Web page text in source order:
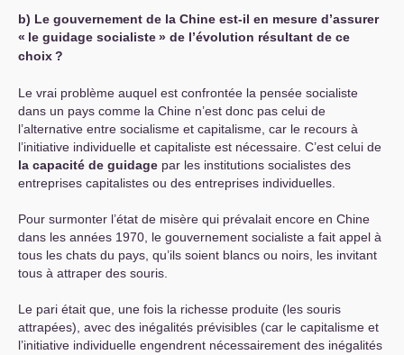
b) Le gouvernement de la Chine est-il en mesure d’assurer
« le guidage socialiste» de l’évolution résultant de ce
choix?
Le vrai problème auquel est confrontée la pensée socialiste
dans un pays comme la Chine n’est donc pas celui de
l’alternative entre socialisme et capitalisme, car le recours à
l’initiative individuelle et capitaliste est nécessaire. C’est celui de
la capacité de guidage par les institutions socialistes des
entreprises capitalistes ou des entreprises individuelles.
Pour surmonter l’état de misère qui prévalait encore en Chine
dans les années 1970, le gouvernement socialiste a fait appel à
tous les chats du pays, qu’ils soient blancs ou noirs, les invitant
tous à attraper des souris.
Le pari était que, une fois la richesse produite (les souris
attrapées), avec des inégalités prévisibles (car le capitalisme et
l’initiative individuelle engendrent nécessairement des inégalités